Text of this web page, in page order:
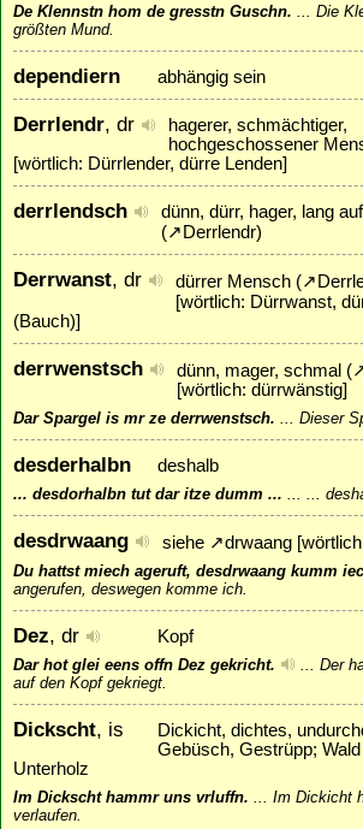
De Klennstn hom de gresstn Guschn.
Die
größten Mund.
dependiern abhängig sein
Derrlendr, dr
hagerer, schmächtiger,
hochgeschossener
[wörtlich: Dürrlender, dürre Lenden]
derrlendsch
dünn, dürr, hager, lang
(↗ Derrlendr)
Derrwanst, dr dürrer Mensch (↗
[wörtlich: Dürrwanst,
(Bauch)]
derrwenstsch dünn, mager, schmal (
[wörtlich: dürrwänstig]
Dar Spargel is mr ze derrwenstsch. Dieser
desderhalbn deshalb
... desdorhalbn tut dar itze dumm ... ...
desdrwaang siehe ↗drwaang
Du hattst miech ageruft, desdrwaang kumm
angerufen, deswegen komme ich.
Dez, dr Kopf
Dar hot glei eens offn Dez gekricht.
Der
auf den Kopf gekriegt.
Dickscht, is
Dickicht, dichtes,
Gebüsch, Gestrüpp;
Unterholz
Im Dickscht hammr uns vrluffn.
Im Dickicht
verlaufen.